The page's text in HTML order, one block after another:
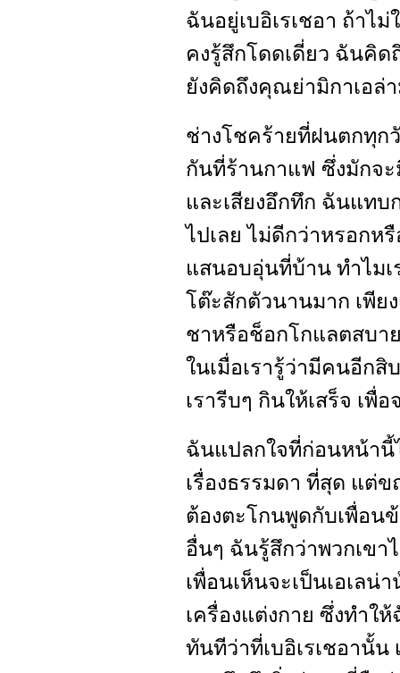
ฉันอยู่เบอิเรเชอา ถ้าไ
คงรู้สึกโดดเดี่ยว ฉันคิด
ยังคิดถึงคุณย่ามิกาเอล่
ช่างโชคร้ายที่ฝนตกทุก
กันที่ร้านกาแฟ ซึ่งมักจ
และเสียงอึกทึก ฉันแท
ไปเลย ไม่ดีกว่าหรอกห
แสนอบอุ่นที่บ้าน ทำไมเ
โต๊ะสักตัวนานมาก เพีย
ชาหรือช็อกโกแลตสบา
ในเมื่อเรารู้ว่ามีคนอีก
เรารีบๆ กินให้เสร็จ เพื่
ฉันแปลกใจที่ก่อนหน้านี้
เรื่องธรรมดา ที่สุด แต่
ต้องตะโกนพูดกับเพื่อน
อื่นๆ ฉันรู้สึกว่าพวกเข
เพื่อนเห็นจะเป็นเอเลน่
เครื่องแต่งกาย ซึ่งทำ
ทันทีว่าที่เบอิเรเชอานั้น